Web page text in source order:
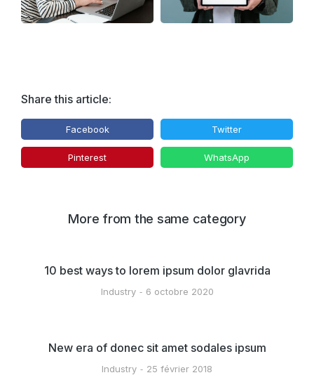
Share this article:
Facebook Twitter
Pinterest WhatsApp
More from the same category
10 best ways to lorem ipsum dolor glavrida
Industry 6 octobre 2020
New era of donec sit amet sodales ipsum
Industry 25 février 2018